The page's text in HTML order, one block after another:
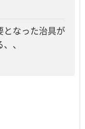
となった治具が
、